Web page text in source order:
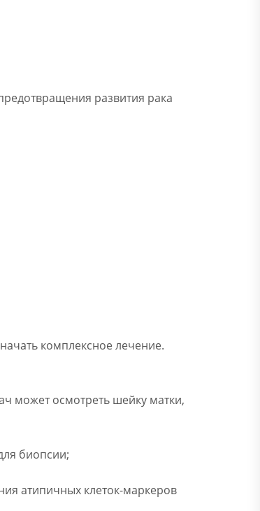
развития рака
комплексное лечение.
может осмотреть шейку матки,
биопсии;
атипичных клеток-маркеров